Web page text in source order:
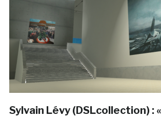
Sylvain Lévy (DSLcollection) :